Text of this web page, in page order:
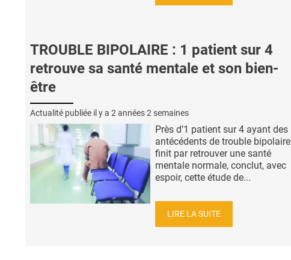
TROUBLE BIPOLAIRE : 1 patient sur 4
retrouve sa santé mentale et son bien-
être
Actualité publiée il y a 2 années 2 semaines
Près d’1 patient sur 4 ayant des
antécédents de trouble bipolaire
finit par retrouver une santé
mentale normale, conclut, avec
espoir, cette étude de...
LIRE LA SUITE